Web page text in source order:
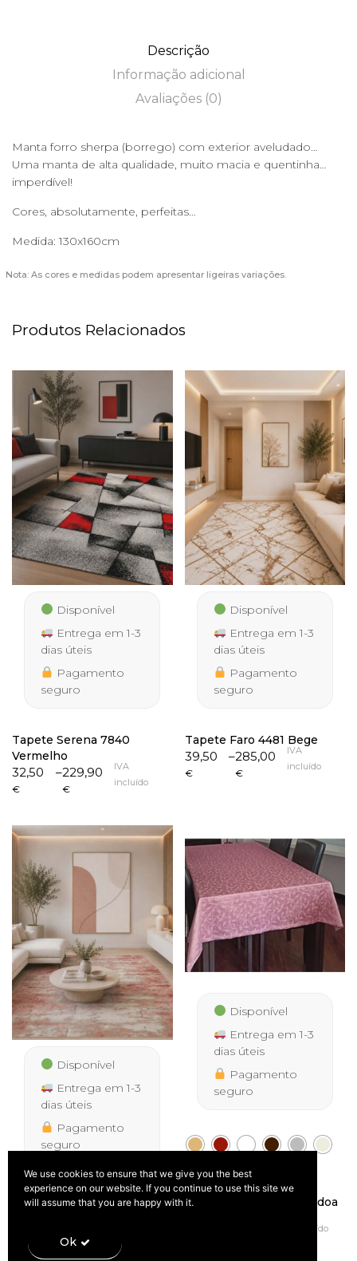
Descrição
Informação adicional
Avaliações (0)
Manta forro sherpa (borrego) com exterior aveludado…
Uma manta de alta qualidade, muito macia e quentinha…
imperdível!
Cores, absolutamente, perfeitas…
Medida: 130x160cm
Nota: As cores e medidas podem apresentar ligeiras variações.
Produtos Relacionados
Disponível
Entrega em 1-3
dias úteis
Pagamento
seguro
Tapete Serena 7840
Vermelho
32,50
€
–229,90
€
Price
range:
229,90 €
IVA
incluído
Disponível
Entrega em 1-3
dias úteis
Pagamento
seguro
Tapete Faro 4481 Bege
39,50
€
–285,00
€
Price
range:
IVA
incluído
Disponível
Entrega em 1-3
dias úteis
Pagamento
seguro
Tapete Palmera 9676 Rosa
39,50 –277,50
Price
39,50 €
IVA
Disponível
Entrega em 1-3
dias úteis
Pagamento
seguro
Toalha de Mesa Antinódoa
IVA incluído
We use cookies to ensure that we give you the best
experience on our website. If you continue to use this site we
will assume that you are happy with it.
Ok